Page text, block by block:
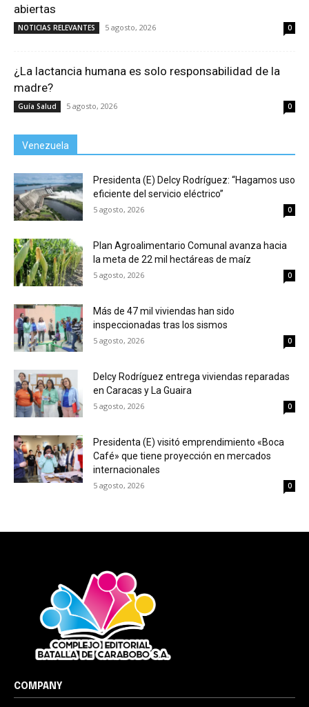
abiertas
NOTICIAS RELEVANTES 5 agosto, 2026 0
¿La lactancia humana es solo responsabilidad de la
madre?
Guía Salud 5 agosto, 2026 0
Venezuela
Presidenta (E) Delcy Rodríguez: “Hagamos uso
eficiente del servicio eléctrico”
5 agosto, 2026 0
Plan Agroalimentario Comunal avanza hacia
la meta de 22 mil hectáreas de maíz
5 agosto, 2026 0
Más de 47 mil viviendas han sido
inspeccionadas tras los sismos
5 agosto, 2026 0
Delcy Rodríguez entrega viviendas reparadas
en Caracas y La Guaira
5 agosto, 2026 0
Presidenta (E) visitó emprendimiento «Boca
Café» que tiene proyección en mercados
internacionales
5 agosto, 2026 0
COMPANY